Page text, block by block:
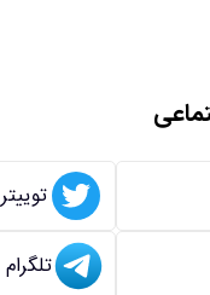
توییتر
تلگرام